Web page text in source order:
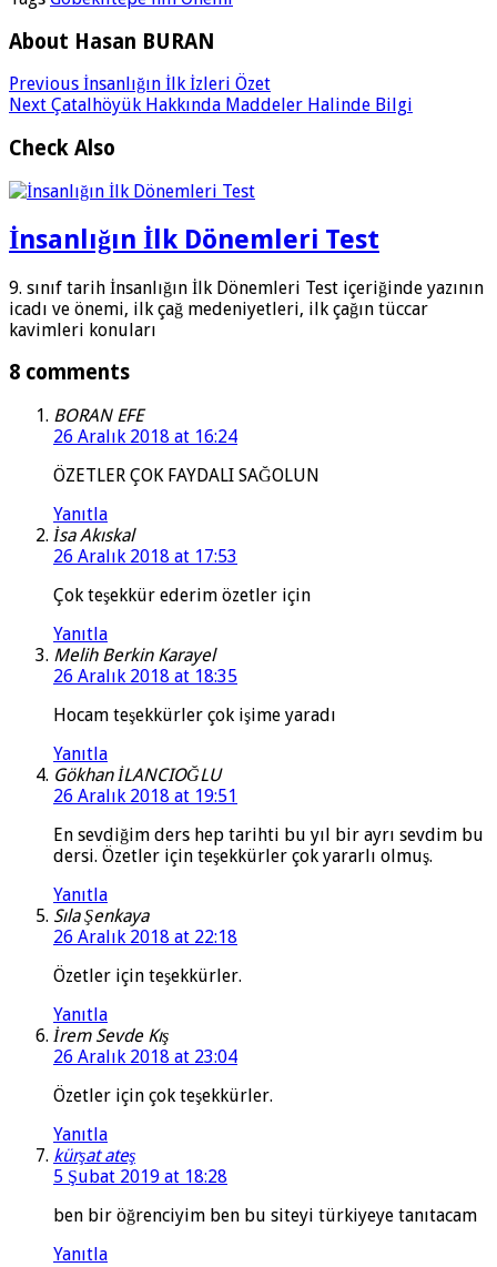
About Hasan BURAN
Previous İnsanlığın İlk İzleri Özet
Next Çatalhöyük Hakkında Maddeler Halinde Bilgi
Check Also
İnsanlığın İlk Dönemleri Test
9. sınıf tarih İnsanlığın İlk Dönemleri Test içeriğinde yazının
icadı ve önemi, ilk çağ medeniyetleri, ilk çağın tüccar
kavimleri konuları
8 comments
BORAN EFE
26 Aralık 2018 at 16:24
ÖZETLER ÇOK FAYDALI SAĞOLUN
Yanıtla
İsa Akıskal
26 Aralık 2018 at 17:53
Çok teşekkür ederim özetler için
Yanıtla
Melih Berkin Karayel
26 Aralık 2018 at 18:35
Hocam teşekkürler çok işime yaradı
Yanıtla
Gökhan İLANCIOĞLU
26 Aralık 2018 at 19:51
En sevdiğim ders hep tarihti bu yıl bir ayrı sevdim bu
dersi. Özetler için teşekkürler çok yararlı olmuş.
Yanıtla
Sıla Şenkaya
26 Aralık 2018 at 22:18
Özetler için teşekkürler.
Yanıtla
İrem Sevde Kış
26 Aralık 2018 at 23:04
Özetler için çok teşekkürler.
Yanıtla
kürşat ateş
5 Şubat 2019 at 18:28
ben bir öğrenciyim ben bu siteyi türkiyeye tanıtacam
Yanıtla